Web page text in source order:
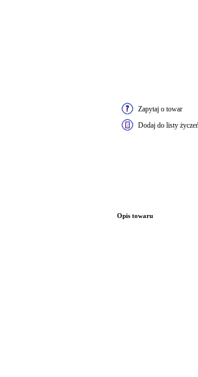
Zapytaj o towar
Dodaj do listy
Opis towaru